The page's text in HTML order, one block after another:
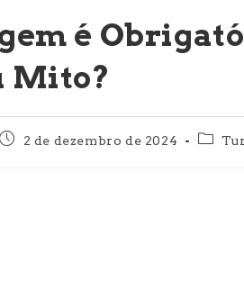
é
Mito?
Post2 de dezembro de 2024